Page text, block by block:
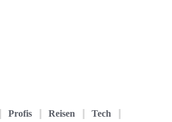
Profis Reisen Tech